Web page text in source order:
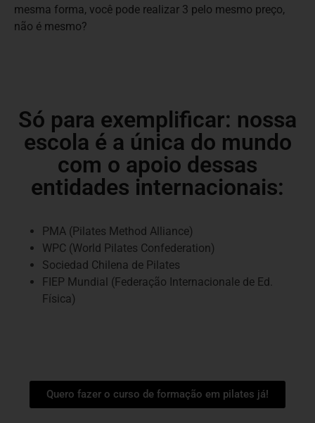
mesma forma, você pode realizar 3 pelo mesmo preço,
não é mesmo?
Só para exemplificar: nossa
escola é a única do mundo
com o apoio dessas
entidades internacionais:
PMA (Pilates Method Alliance)
WPC (World Pilates Confederation)
Sociedad Chilena de Pilates
FIEP Mundial (Federação Internacionale de Ed.
Física)
Quero fazer o curso de formação em pilates já!